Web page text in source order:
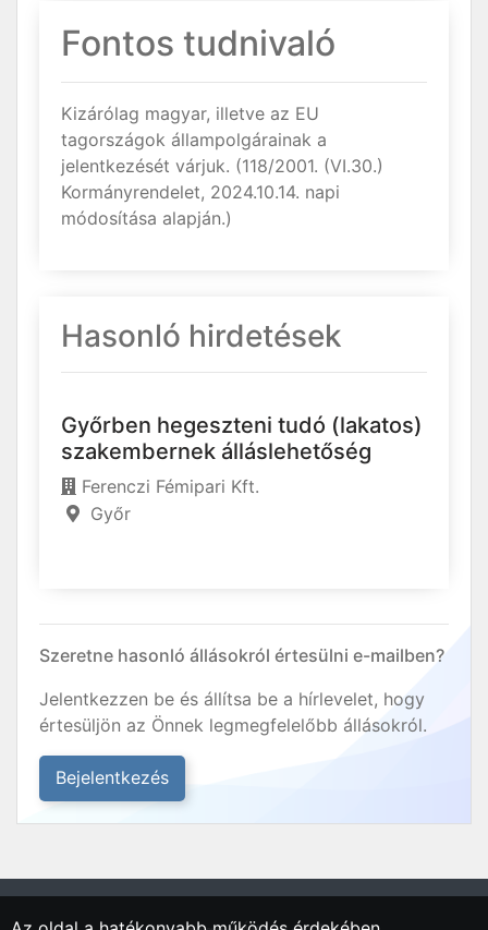
Fontos tudnivaló
Kizárólag magyar, illetve az EU
tagországok állampolgárainak a
jelentkezését várjuk. (118/2001. (VI.30.)
Kormányrendelet, 2024.10.14. napi
módosítása alapján.)
Hasonló hirdetések
Győrben hegeszteni tudó (lakatos)
szakembernek álláslehetőség
Ferenczi Fémipari Kft.
Győr
Szeretne hasonló állásokról értesülni e-mailben?
Jelentkezzen be és állítsa be a hírlevelet, hogy
értesüljön az Önnek legmegfelelőbb állásokról.
Bejelentkezés